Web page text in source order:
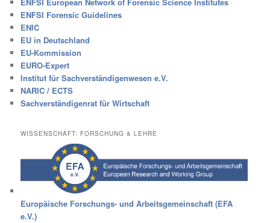
ENFSI European Network of Forensic Science Institutes
ENFSI Forensic Guidelines
ENIC
EU in Deutschland
EU-Kommission
EURO-Expert
Institut für Sachverständigenwesen e.V.
NARIC / ECTS
Sachverständigenrat für Wirtschaft
WISSENSCHAFT: FORSCHUNG & LEHRE
Europäische Forschungs- und Arbeitsgemeinschaft (EFA
e.V.)